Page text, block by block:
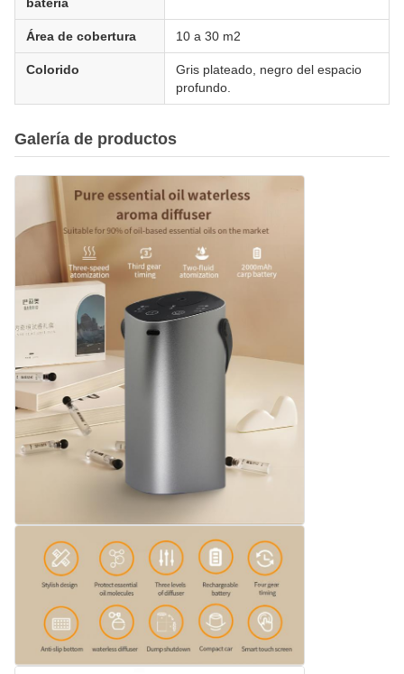
Área de cobertura 10 a 30 m2
Colorido
Gris plateado, negro del espacio
profundo.
Galería de productos